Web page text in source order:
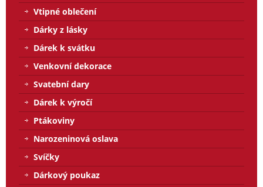
Vtipné oblečení
Dárky z lásky
Dárek k svátku
Venkovní dekorace
Svatební dary
Dárek k výročí
Ptákoviny
Narozeninová oslava
Svíčky
Dárkový poukaz